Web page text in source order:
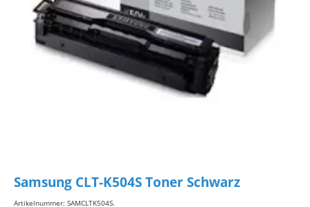
Samsung CLT-K504S Toner Schwarz
Artikelnummer: SAMCLTK504S.